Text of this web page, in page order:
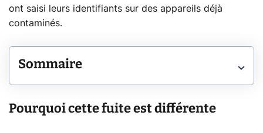
ont saisi leurs identifiants sur des appareils déjà
contaminés.
Sommaire
Pourquoi cette fuite est différente